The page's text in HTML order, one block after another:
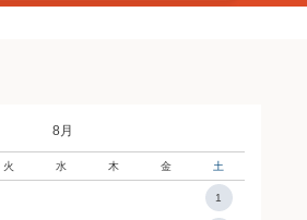
8月
火 水 木 金 土
1